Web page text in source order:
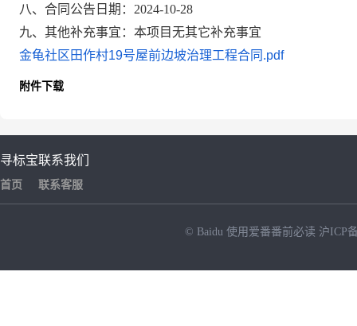
八、合同公告日期：2024-10-28
九、其他补充事宜：本项目无其它补充事宜
金龟社区田作村19号屋前边坡治理工程合同.pdf
附件下载
寻标宝
首页
联系我们
联系客服
© Baidu 使用爱番番前必读 沪ICP